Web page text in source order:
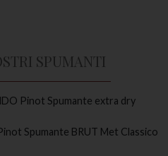
SPUMANTI
Pinot Spumante extra dry
Spumante BRUT Met Classico